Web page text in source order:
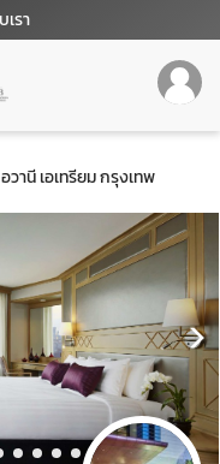
รา
อวานี เอเทรียม กรุงเทพ